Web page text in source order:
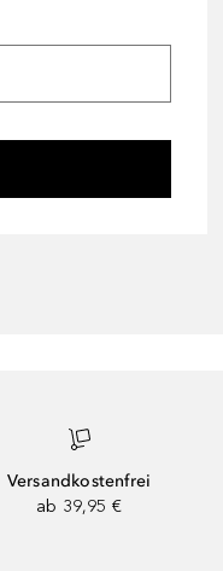
Versandkostenfrei
ab 39,95 €